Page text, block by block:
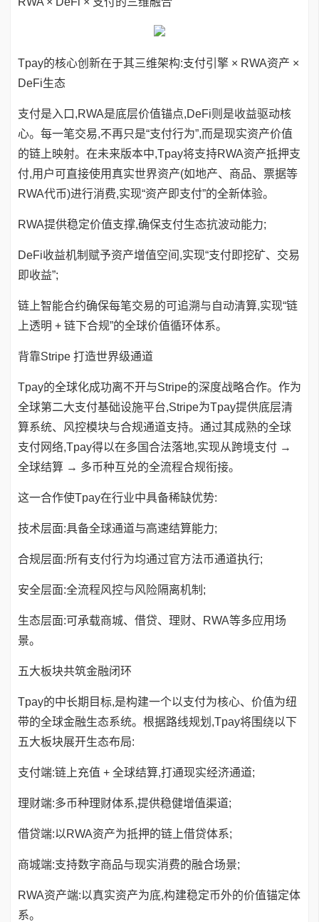
Tpay的核心创新在于其三维架构:支付引擎 × RWA资产 ×
DeFi生态
支付是入口,RWA是底层价值锚点,DeFi则是收益驱动核
心。每一笔交易,不再只是“支付行为”,而是现实资产价值
的链上映射。在未来版本中,Tpay将支持RWA资产抵押支
付,用户可直接使用真实世界资产(如地产、商品、票据等
RWA代币)进行消费,实现“资产即支付”的全新体验。
RWA提供稳定价值支撑,确保支付生态抗波动能力;
DeFi收益机制赋予资产增值空间,实现“支付即挖矿、交易
即收益”;
链上智能合约确保每笔交易的可追溯与自动清算,实现“链
上透明 + 链下合规”的全球价值循环体系。
背靠Stripe 打造世界级通道
Tpay的全球化成功离不开与Stripe的深度战略合作。作为
全球第二大支付基础设施平台,Stripe为Tpay提供底层清
算系统、风控模块与合规通道支持。通过其成熟的全球
支付网络,Tpay得以在多国合法落地,实现从跨境支付 →
全球结算 → 多币种互兑的全流程合规衔接。
这一合作使Tpay在行业中具备稀缺优势:
技术层面:具备全球通道与高速结算能力;
合规层面:所有支付行为均通过官方法币通道执行;
安全层面:全流程风控与风险隔离机制;
生态层面:可承载商城、借贷、理财、RWA等多应用场
景。
五大板块共筑金融闭环
Tpay的中长期目标,是构建一个以支付为核心、价值为纽
带的全球金融生态系统。根据路线规划,Tpay将围绕以下
五大板块展开生态布局:
支付端:链上充值 + 全球结算,打通现实经济通道;
理财端:多币种理财体系,提供稳健增值渠道;
借贷端:以RWA资产为抵押的链上借贷体系;
商城端:支持数字商品与现实消费的融合场景;
RWA资产端:以真实资产为底,构建稳定币外的价值锚定体
系。